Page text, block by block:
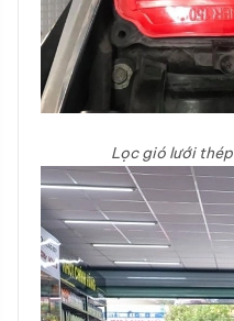
Lọc gió lưới